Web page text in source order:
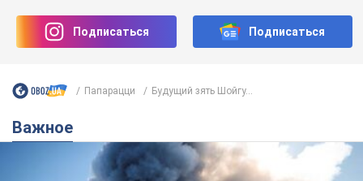
Подписаться Подписаться
Папарацци Будущий зять Шойгу...
Важное